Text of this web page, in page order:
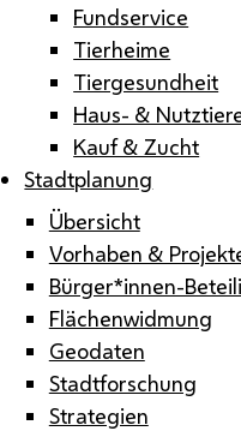
Fundservice
Tierheime
Tiergesundheit
Haus- &
Kauf & Zucht
Stadtplanung
Übersicht
Vorhaben &
Bürger*innen-
Flächenwidmung
Geodaten
Stadtforschung
Strategien